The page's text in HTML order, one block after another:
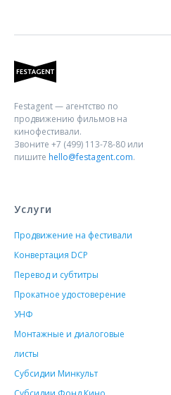
Festagent — агентство по
продвижению фильмов на
кинофестивали.
Звоните +7 (499) 113-78-80 или
пишите hello@festagent.com.
Услуги
Продвижение на фестивали
Конвертация DCP
Перевод и субтитры
Прокатное удостоверение
УНФ
Монтажные и диалоговые
листы
Субсидии Минкульт